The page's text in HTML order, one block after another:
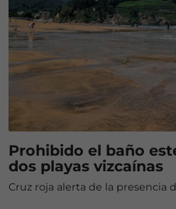
Prohibido el baño
dos playas vizcaínas
Cruz roja alerta de la presencia